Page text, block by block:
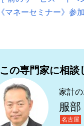
《マネーセミナー》参
この専門家に相談
家計
服
名古屋